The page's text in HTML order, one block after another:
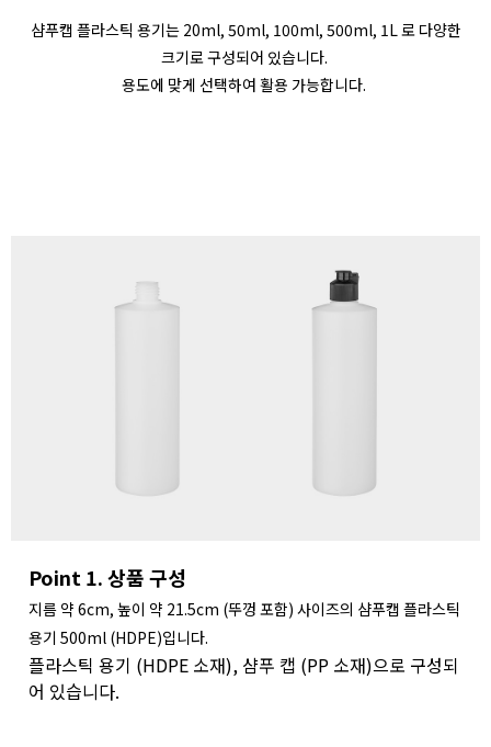
샴푸캡 플라스틱 용기는 20ml, 50ml, 100ml, 500ml, 1L 로 다양한
크기로 구성되어 있습니다.
용도에 맞게 선택하여 활용 가능합니다.
Point 1. 상품 구성
지름 약 6cm, 높이 약 21.5cm (뚜껑 포함) 사이즈의 샴푸캡 플라스틱
용기 500ml (HDPE)입니다.
플라스틱 용기 (HDPE 소재), 샴푸 캡 (PP 소재)으로 구성되
어 있습니다.